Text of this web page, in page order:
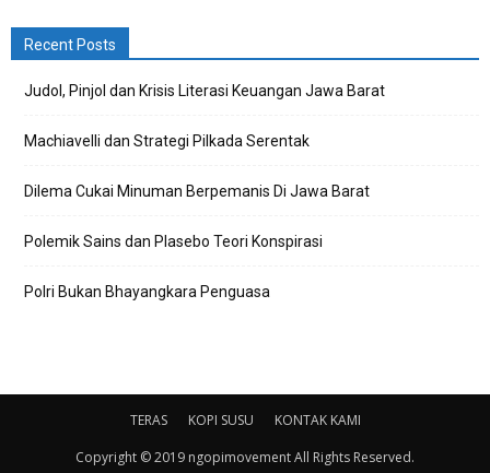
Recent Posts
Judol, Pinjol dan Krisis Literasi Keuangan Jawa Barat
Machiavelli dan Strategi Pilkada Serentak
Dilema Cukai Minuman Berpemanis Di Jawa Barat
Polemik Sains dan Plasebo Teori Konspirasi
Polri Bukan Bhayangkara Penguasa
TERAS KOPI SUSU
KONTAK KAMI
Copyright © 2019 ngopimovement All Rights Reserved.